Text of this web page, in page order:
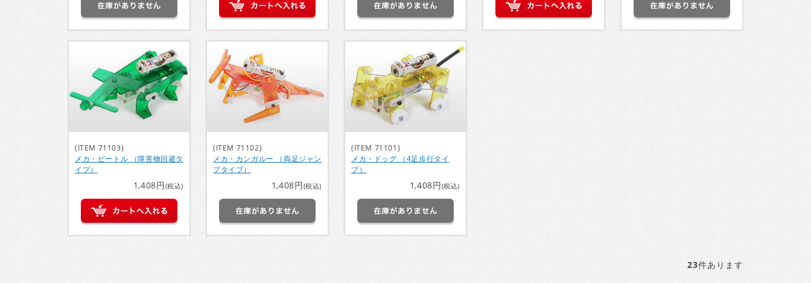
(ITEM 71103)
メカ・ビートル （障害物回避タ
イプ）
1,408円(税込)
(ITEM 71102)
メカ・カンガルー （両足ジャン
プタイプ）
1,408円(税込)
(ITEM 71101)
メカ・ドッグ （4足歩行タイ
プ）
1,408円(税込)
23件あります